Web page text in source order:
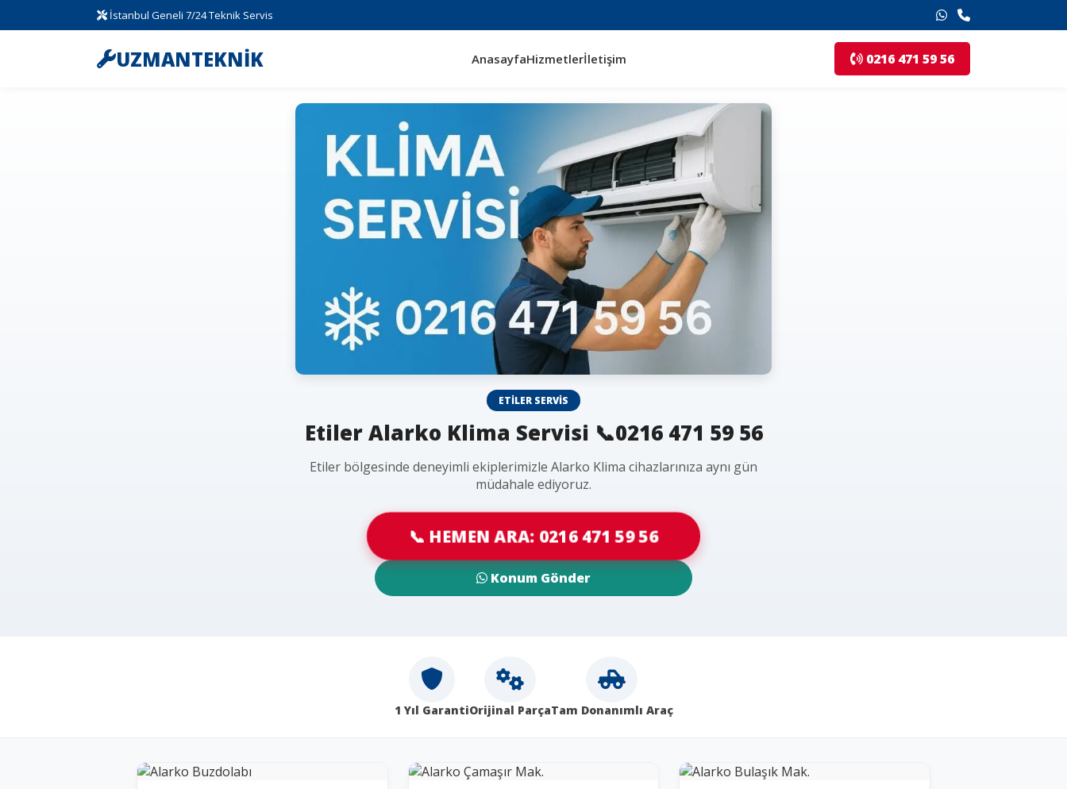
İstanbul Geneli 7/24 Teknik Servis
UZMANTEKNİK AnasayfaHizmetlerİletişim 0216 471 59 56
ETILER SERVIS
Etiler Alarko Klima Servisi 📞0216 471 59 56
Etiler bölgesinde deneyimli ekiplerimizle Alarko Klima cihazlarınıza aynı gün
müdahale ediyoruz.
📞 HEMEN ARA: 0216 471 59 56
Konum Gönder
1 Yıl GarantiOrijinal ParçaTam Donanımlı Araç